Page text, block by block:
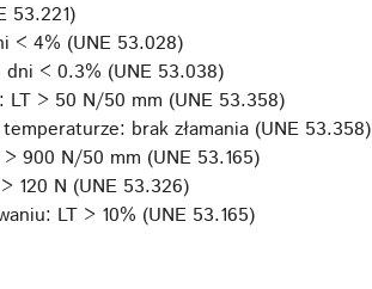
53.221)
< 4% (UNE 53.028)
< 0.3% (UNE 53.038)
LT > 50 N/50 mm (UNE 53.358)
brak złamania (UNE 53.358)
900 N/50 mm (UNE 53.165)
120 N (UNE 53.326)
LT > 10% (UNE 53.165)